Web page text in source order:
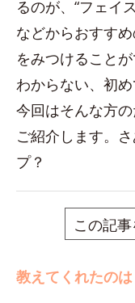
るのが、“フェイ
などからおすす
をみつけること
わからない、初
今回はそんな方
ご紹介します。
プ？
この記
教えてくれたのは